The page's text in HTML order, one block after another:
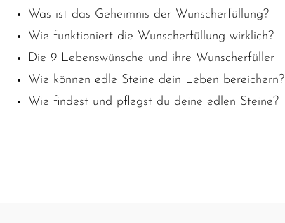
Was ist das Geheimnis der Wunscherfüllung?
Wie funktioniert die Wunscherfüllung wirklich?
Die 9 Lebenswünsche und ihre Wunscherfüller
Wie können edle Steine dein Leben bereichern?
Wie findest und pflegst du deine edlen Steine?